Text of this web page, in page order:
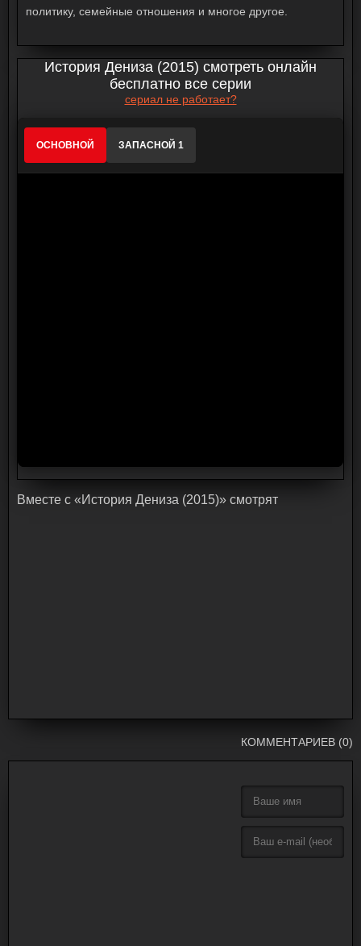
политику, семейные отношения и многое другое.
История Дениза (2015) смотреть онлайн
бесплатно все серии
сериал не работает?
ОСНОВНОЙ ЗАПАСНОЙ 1
Bмecтe c «История Дениза (2015)» cмoтpят
КОММЕНТАРИЕВ (0)